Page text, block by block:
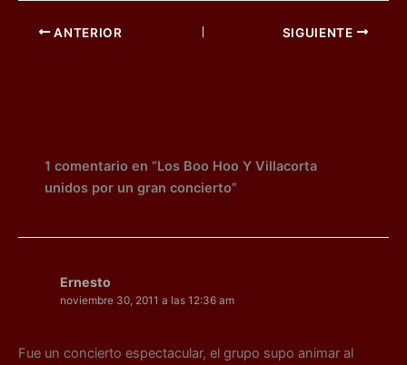
c
e
k
ai
l
er
g
g
m
p
ANTERIOR SIGUIENTE
1 comentario en “Los Boo Hoo Y Villacorta
unidos por un gran concierto”
Ernesto
noviembre 30, 2011 a las 12:36 am
Fue un concierto espectacular, el grupo supo animar al